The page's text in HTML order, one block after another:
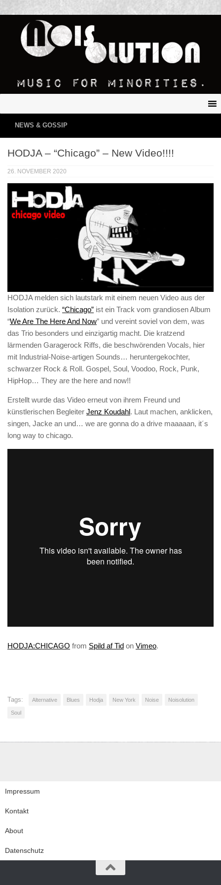
NEWS & GOSSIP
HODJA – “Chicago” – New Video!!!!
26. NOVEMBER 2020
HODJA melden sich lautstark mit einem neuen Video aus der
Isolation zurück. “Chicago” ist ein Track vom grandiosen Album
“We Are The Here And Now” und vereint soviel von dem, was
das Trio besonders und einzigartig macht. Die kratzend
lärmenden Garagerock Riffs, die beschwörenden Vocals, hier
mit Industrial-Noise-artigen Sounds… heruntergekochter,
schwarzer Rock & Roll. Gospel, Soul, Voodoo, Rock, Punk,
HipHop… They are the here and now!!
Erstellt wurde das Video erneut von ihrem Freund und
künstlerischen Begleiter Jenz Koudahl. Laut machen, anklicken,
singen, Jacke an und… we are gonna do a drive maaaaan, it´s
long way to chicago.
HODJA:CHICAGO from Spild af Tid on Vimeo.
Tags: Alternative Blues Hodja New York Noise Noisolution
Soul
Impressum
Kontakt
About
Datenschutz